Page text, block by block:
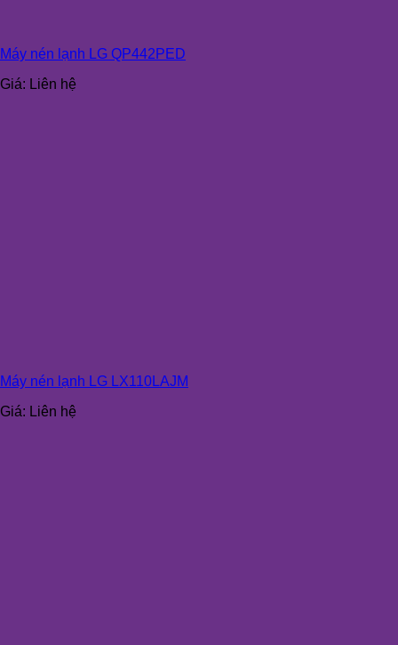
Máy nén lạnh LG QP442PED
Giá: Liên hệ
Máy nén lạnh LG LX110LAJM
Giá: Liên hệ